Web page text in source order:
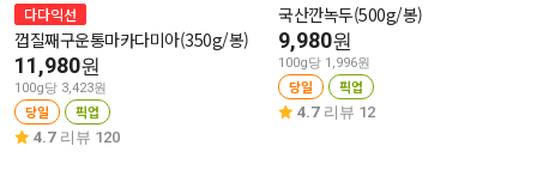
다다익선
껍질째구운통마카다미아(350g/봉)
11,980원
100g당 3,423원
당일 픽업
4.7 리뷰 120
국산깐녹두(500g/봉)
9,980원
100g당 1,996원
당일 픽업
4.7 리뷰 12